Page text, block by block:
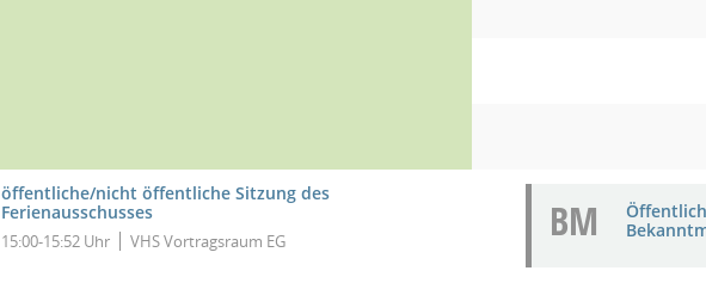
öffentliche/nicht öffentliche Sitzung des
Ferienausschusses
15:00-15:52 Uhr VHS Vortragsraum EG BM